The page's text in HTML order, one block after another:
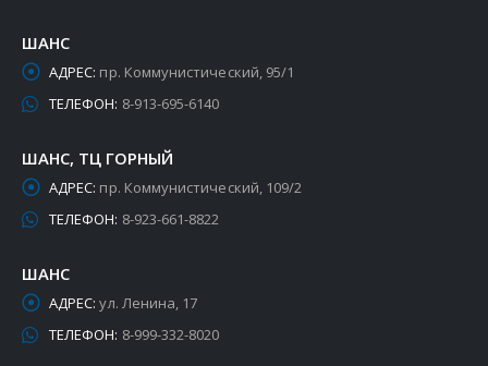
ШАНС
АДРЕС: пр. Коммунистический, 95/1
ТЕЛЕФОН: 8-913-695-6140
ШАНС, ТЦ ГОРНЫЙ
АДРЕС: пр. Коммунистический, 109/2
ТЕЛЕФОН: 8-923-661-8822
ШАНС
АДРЕС: ул. Ленина, 17
ТЕЛЕФОН: 8-999-332-8020